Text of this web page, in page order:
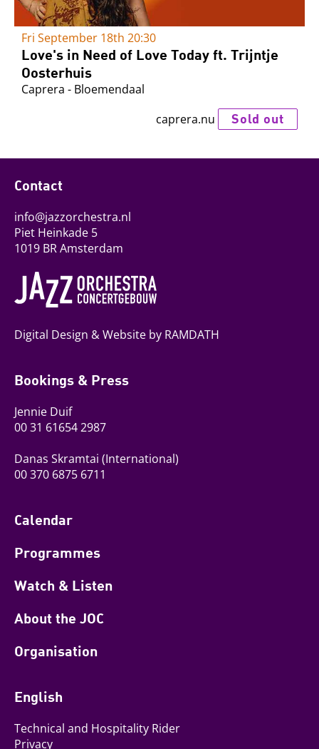
Fri September 18th 20:30
Love's in Need of Love Today ft. Trijntje
Oosterhuis
Caprera - Bloemendaal
caprera.nu
Sold out
Contact
info@jazzorchestra.nl
Piet Heinkade 5
1019 BR Amsterdam
Digital Design & Website by RAMDATH
Bookings & Press
Jennie Duif
00 31 61654 2987
Danas Skramtai (International)
00 370 6875 6711
Calendar
Programmes
Watch & Listen
About the JOC
Organisation
English
Technical and Hospitality Rider
Privacy